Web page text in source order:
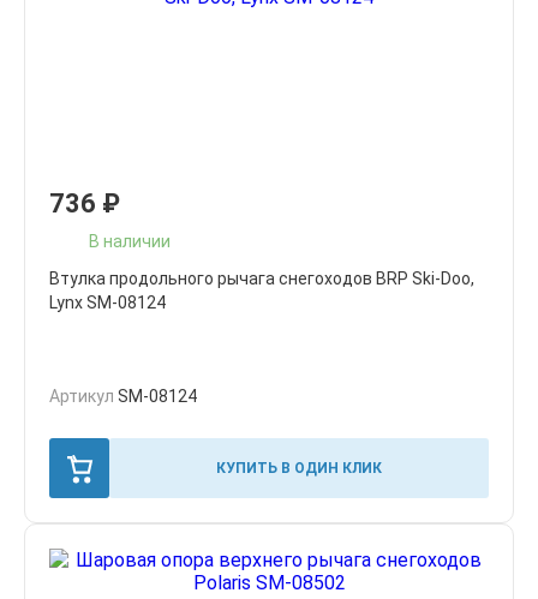
736 ₽
В наличии
Втулка продольного рычага снегоходов BRP Ski-Doo,
Lynx SM-08124
Артикул SM-08124
КУПИТЬ В ОДИН КЛИК